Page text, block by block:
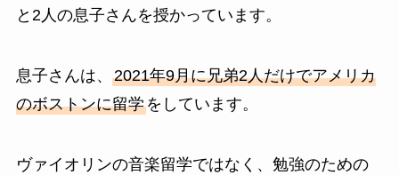
と2人の息子さんを授かっています。
息子さんは、 2021年9月に兄弟2人だけでアメリカ
のボストンに留学をしています。
ヴァイオリンの音楽留学ではなく、勉強のための